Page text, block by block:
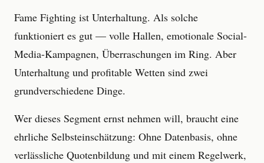
Fame Fighting ist Unterhaltung. Als solche
funktioniert es gut — volle Hallen, emotionale Social-
Media-Kampagnen, Überraschungen im Ring. Aber
Unterhaltung und profitable Wetten sind zwei
grundverschiedene Dinge.
Wer dieses Segment ernst nehmen will, braucht eine
ehrliche Selbsteinschätzung: Ohne Datenbasis, ohne
verlässliche Quotenbildung und mit einem Regelwerk,